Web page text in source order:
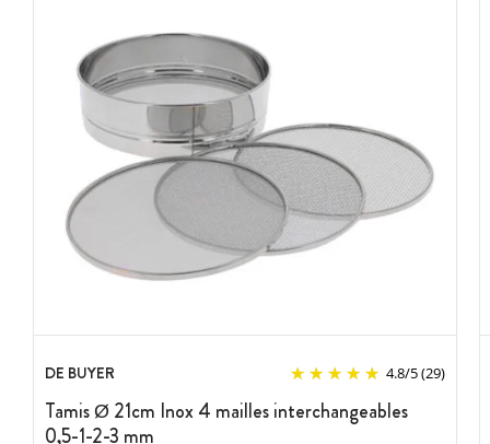
DE BUYER 4.8/5(29)
Tamis Ø 21cm Inox 4 mailles interchangeables
0,5-1-2-3 mm